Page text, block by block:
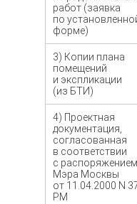
работ (заявка
по
форме)
3) Копии плана
помещений
и экспликации
(из БТИ)
4) Проектная
документация,
согласованная
в соответствии
с распоряжением
Мэра Москвы
от 11.04.2000 N
РМ